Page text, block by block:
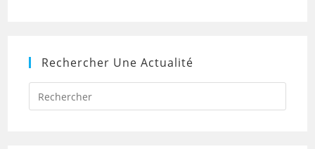
Rechercher Une Actualité
Press
to